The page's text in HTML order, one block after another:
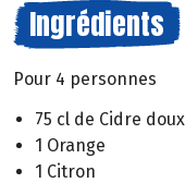
Ingrédients
Pour 4 personnes
75 cl de Cidre doux
1 Orange
1 Citron